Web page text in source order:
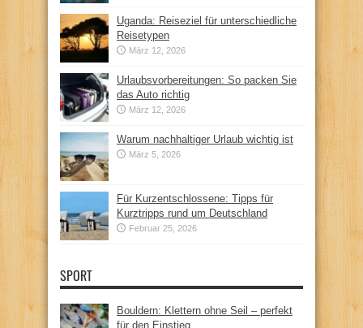
Uganda: Reiseziel für unterschiedliche
Reisetypen
März 12, 2026
Urlaubsvorbereitungen: So packen Sie
das Auto richtig
März 12, 2026
Warum nachhaltiger Urlaub wichtig ist
März 5, 2026
Für Kurzentschlossene: Tipps für
Kurztripps rund um Deutschland
Februar 25, 2026
SPORT
Bouldern: Klettern ohne Seil – perfekt
für den Einstieg